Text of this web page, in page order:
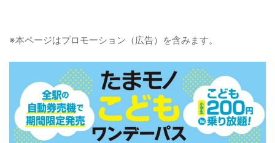
※本ページはプロモーション（広告）を含みます。